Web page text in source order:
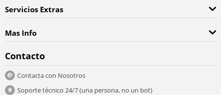
Servicios Extras
Mas Info
Contacto
Contacta con Nosotros
Soporte técnico 24/7 (una persona, no un bot)